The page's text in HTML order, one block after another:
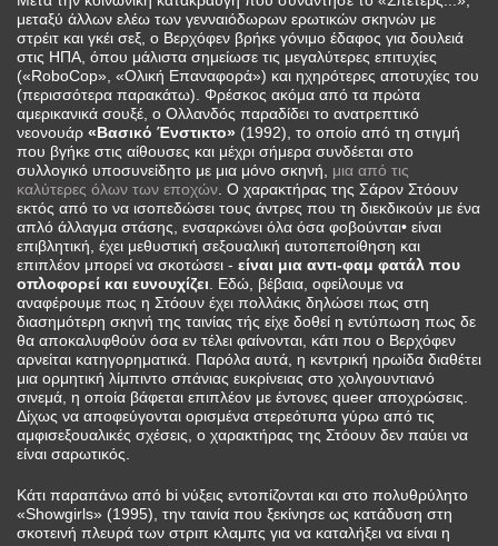
μεταξύ άλλων ελέω των γενναιόδωρων ερωτικών σκηνών με
στρέιτ και γκέι σεξ, ο Βερχόφεν βρήκε γόνιμο έδαφος για δουλειά
στις ΗΠΑ, όπου μάλιστα σημείωσε τις μεγαλύτερες επιτυχίες
(«RoboCop», «Ολική Επαναφορά») και ηχηρότερες αποτυχίες του
(περισσότερα παρακάτω). Φρέσκος ακόμα από τα πρώτα
αμερικανικά σουξέ, ο Ολλανδός παραδίδει το ανατρεπτικό
νεονουάρ «Βασικό Ένστικτο» (1992), το οποίο από τη στιγμή
που βγήκε στις αίθουσες και μέχρι σήμερα συνδέεται στο
συλλογικό υποσυνείδητο με μια μόνο σκηνή, μια από τις
καλύτερες όλων των εποχών . Ο χαρακτήρας της Σάρον Στόουν
εκτός από το να ισοπεδώσει τους άντρες που τη διεκδικούν με ένα
απλό άλλαγμα στάσης, ενσαρκώνει όλα όσα φοβούνται• είναι
επιβλητική, έχει μεθυστική σεξουαλική αυτοπεποίθηση και
επιπλέον μπορεί να σκοτώσει - είναι μια αντι-φαμ φατάλ που
οπλοφορεί και ευνουχίζει . Εδώ, βέβαια, οφείλουμε να
αναφέρουμε πως η Στόουν έχει πολλάκις δηλώσει πως στη
διασημότερη σκηνή της ταινίας τής είχε δοθεί η εντύπωση πως δε
θα αποκαλυφθούν όσα εν τέλει φαίνονται, κάτι που ο Βερχόφεν
αρνείται κατηγορηματικά. Παρόλα αυτά, η κεντρική ηρωίδα διαθέτει
μια ορμητική λίμπιντο σπάνιας ευκρίνειας στο χολιγουντιανό
σινεμά, η οποία βάφεται επιπλέον με έντονες queer αποχρώσεις.
Δίχως να αποφεύγονται ορισμένα στερεότυπα γύρω από τις
αμφισεξουαλικές σχέσεις, ο χαρακτήρας της Στόουν δεν παύει να
είναι σαρωτικός.
Κάτι παραπάνω από bi νύξεις εντοπίζονται και στο πολυθρύλητο
«Showgirls» (1995), την ταινία που ξεκίνησε ως κατάδυση στη
σκοτεινή πλευρά των στριπ κλαμπς για να καταλήξει να είναι η